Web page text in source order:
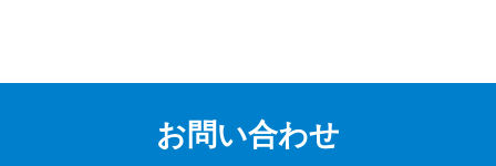
お問い合わせ